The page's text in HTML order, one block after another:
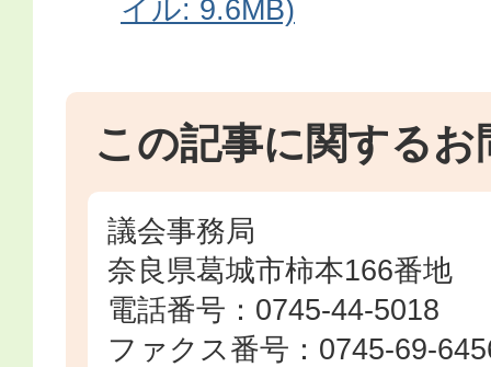
イル: 9.6MB)
この記事に関するお
議会事務局
奈良県葛城市柿本166番地
電話番号：0745-44-5018
ファクス番号：0745-69-